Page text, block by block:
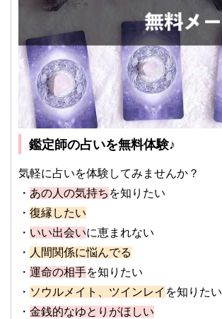
鑑定師の占いを無料体験♪
気軽に占いを体験してみませんか？
・ あの人の気持ち を知りたい
・ 復縁したい
・ いい出会いに恵まれない
・ 人間関係に悩んでる
・ 運命の相手を知りたい
・ ソウルメイト、ツインレイ を知りたい
・ 金銭的なゆとりがほしい